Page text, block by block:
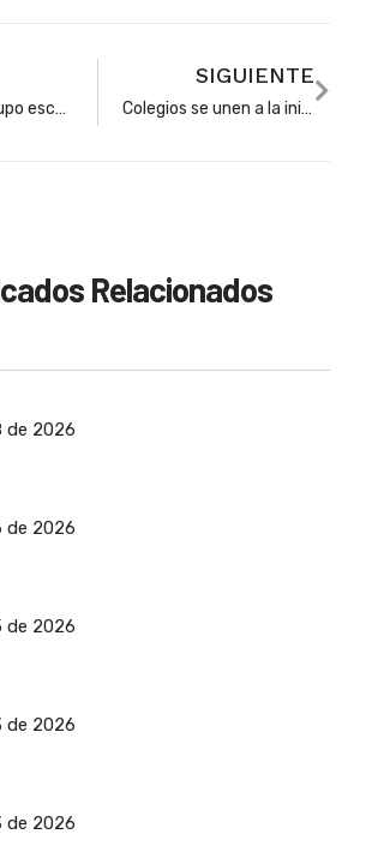
¿Necesita un cupo escolar en Soacha? Ojo que ya puede agendar una cita para solicitarlo
SIGUIENTE
Colegios se unen a la iniciativa de implementar la cátedra de paz y reconciliación en las aulas
Relacionados
de 2026
de 2026
de 2026
de 2026
de 2026